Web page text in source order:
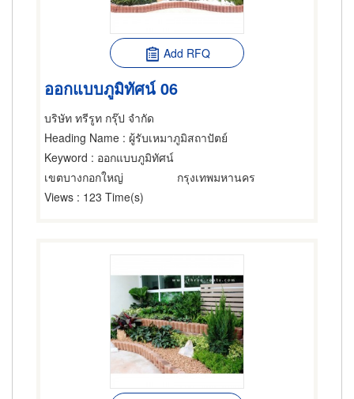
Add RFQ
ออกแบบภูมิทัศน์ 06
บริษัท ทรีรูท กรุ๊ป จำกัด
Heading Name : ผู้รับเหมาภูมิสถาปัตย์
Keyword : ออกแบบภูมิทัศน์
เขตบางกอกใหญ่
กรุงเทพมหานคร
Views : 123 Time(s)